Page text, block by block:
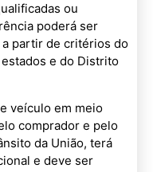
ou
poderá ser
partir de critérios do
e do Distrito
veículo em meio
comprador e pelo
da União, terá
e deve ser